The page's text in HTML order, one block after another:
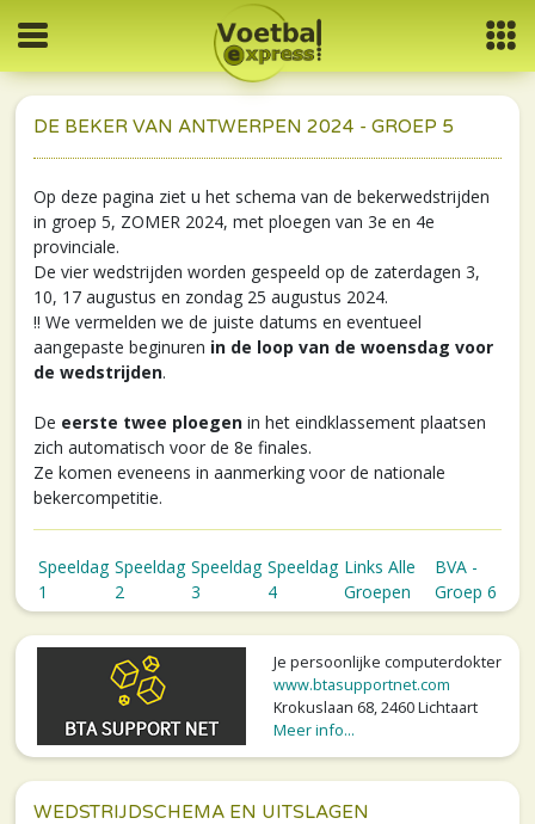
DE BEKER VAN ANTWERPEN 2024 - GROEP 5
Op deze pagina ziet u het schema van de bekerwedstrijden
in groep 5, ZOMER 2024, met ploegen van 3e en 4e
provinciale.
De vier wedstrijden worden gespeeld op de zaterdagen 3,
10, 17 augustus en zondag 25 augustus 2024.
!! We vermelden we de juiste datums en eventueel
aangepaste beginuren in de loop van de woensdag voor
de wedstrijden.
De eerste twee ploegen in het eindklassement plaatsen
zich automatisch voor de 8e finales.
Ze komen eveneens in aanmerking voor de nationale
bekercompetitie.
Speeldag
1
Speeldag
2
Speeldag
3
Speeldag
4
Links Alle
Groepen
BVA -
Groep 6
Je persoonlijke computerdokter
www.btasupportnet.com
Krokuslaan 68, 2460 Lichtaart
Meer info...
WEDSTRIJDSCHEMA EN UITSLAGEN